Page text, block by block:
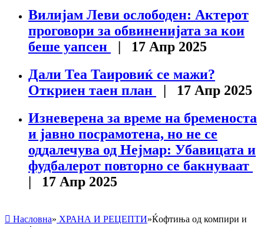
Вилијам Леви ослободен: Актерот
проговори за обвиненијата за кои
беше уапсен
| 17 Апр 2025
Дали Теа Таировиќ се мажи?
Откриен таен план
| 17 Апр 2025
Изневерена за време на бременоста
и јавно посрамотена, но не се
оддалечува од Нејмар: Убавицата и
фудбалерот повторно се бакнуваат
| 17 Апр 2025
Насловна» ХРАНА И РЕЦЕПТИ»Ќофтиња од компири и